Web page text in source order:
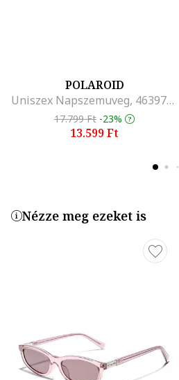
POLAROID
Uniszex Napszemuveg, 463979, Aranyszín/Koptatott piros
17.799 Ft -23%
13.599 Ft
Nézze meg ezeket is